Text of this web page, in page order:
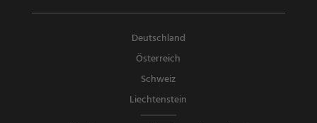
Deutschland
Österreich
Schweiz
Liechtenstein